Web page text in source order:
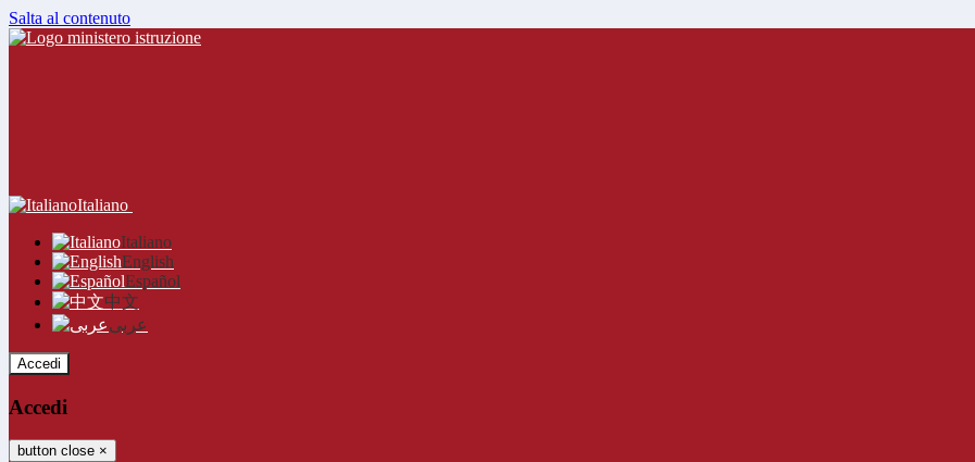
Salta al contenuto
Italiano
Italiano
English
Español
中文
عربى
Accedi
Accedi
button close ×